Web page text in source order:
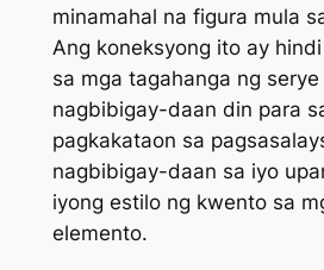
minamahal na figura mula
Ang koneksyong ito ay
sa mga tagahanga ng
nagbibigay-daan din para
pagkakataon sa
nagbibigay-daan sa iyo
iyong estilo ng kwento sa
elemento.